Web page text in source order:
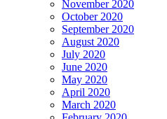
November 2020
October 2020
September 2020
August 2020
July 2020
June 2020
May 2020
April 2020
March 2020